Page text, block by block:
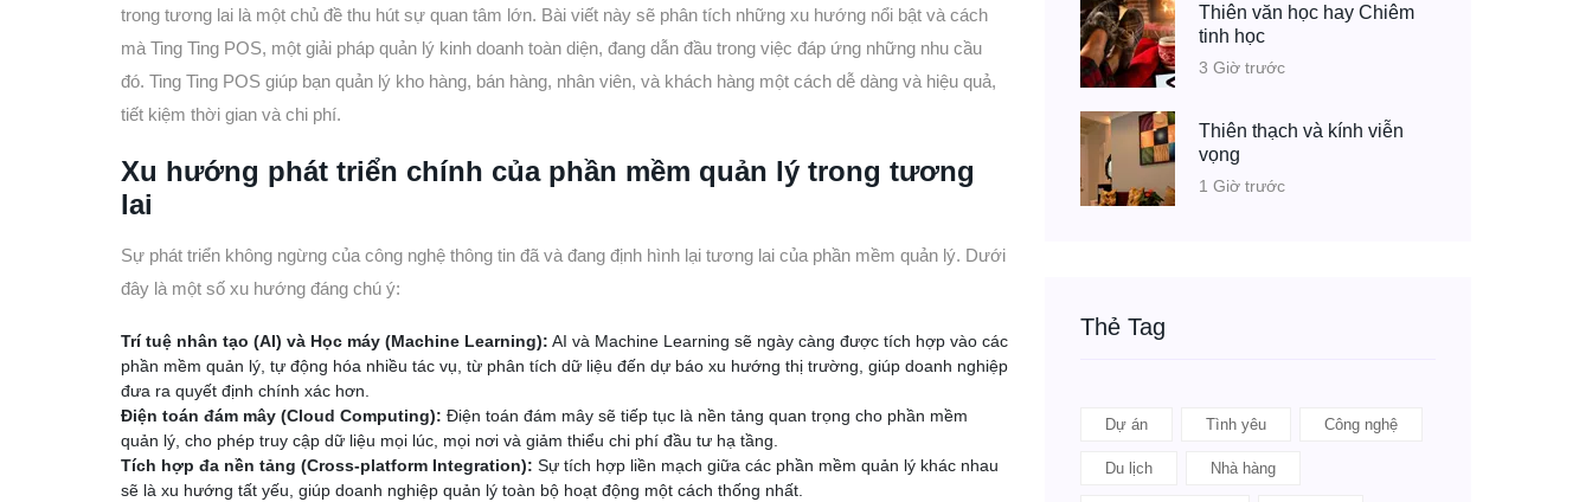
trong tương lai là một chủ đề thu hút sự quan tâm lớn. Bài viết này sẽ phân tích những xu hướng nổi bật và cách
mà Ting Ting POS, một giải pháp quản lý kinh doanh toàn diện, đang dẫn đầu trong việc đáp ứng những nhu cầu
đó. Ting Ting POS giúp bạn quản lý kho hàng, bán hàng, nhân viên, và khách hàng một cách dễ dàng và hiệu quả,
tiết kiệm thời gian và chi phí.
Xu hướng phát triển chính của phần mềm quản lý trong tương
lai
Sự phát triển không ngừng của công nghệ thông tin đã và đang định hình lại tương lai của phần mềm quản lý. Dưới
đây là một số xu hướng đáng chú ý:
Trí tuệ nhân tạo (AI) và Học máy (Machine Learning): AI và Machine Learning sẽ ngày càng được tích hợp vào các
phần mềm quản lý, tự động hóa nhiều tác vụ, từ phân tích dữ liệu đến dự báo xu hướng thị trường, giúp doanh nghiệp
đưa ra quyết định chính xác hơn.
Điện toán đám mây (Cloud Computing): Điện toán đám mây sẽ tiếp tục là nền tảng quan trọng cho phần mềm
quản lý, cho phép truy cập dữ liệu mọi lúc, mọi nơi và giảm thiểu chi phí đầu tư hạ tầng.
Tích hợp đa nền tảng (Cross-platform Integration): Sự tích hợp liền mạch giữa các phần mềm quản lý khác nhau
sẽ là xu hướng tất yếu, giúp doanh nghiệp quản lý toàn bộ hoạt động một cách thống nhất.
Thiên văn học hay Chiêm
tinh học
3 Giờ trước
Thiên thạch và kính viễn
vọng
1 Giờ trước
Thẻ Tag
Dự án Tình yêu Công nghệ
Du lịch Nhà hàng